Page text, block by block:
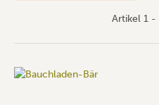
Artikel 1 -